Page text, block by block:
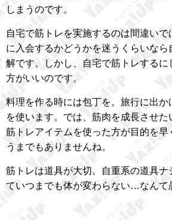
しまうのです。
自宅で筋トレを実施するのは間違いで
に入会するかどうかを迷うくらいなら
解です。しかし、自宅で筋トレするに
方がいいのです。
料理を作る時には包丁を。旅行に出か
を使います。では、筋肉を成長させた
筋トレアイテムを使った方が目的を早
うまでもありませんね。
筋トレは道具が大切。自重系の道具ナ
ていつまでも体が変わらない…なんて